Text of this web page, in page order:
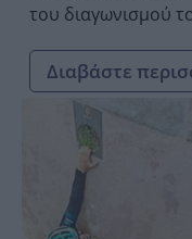
του διαγωνισμού
Διαβάστε